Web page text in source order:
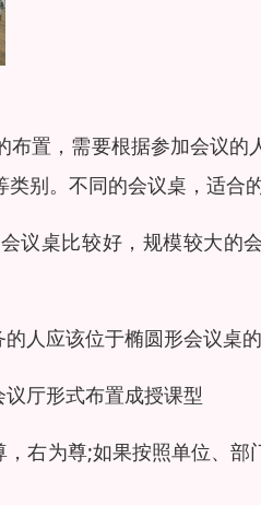
置，需要根据参加会议
别。不同的会议桌，适合
议桌比较好，规模较大的
人应该位于椭圆形会议桌的
厅形式布置成授课型
右为尊;如果按照单位、